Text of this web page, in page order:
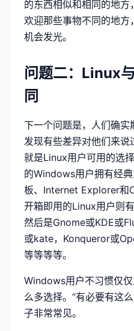
的东西相似和相同的地方
欢迎那些事物不同的地方
机会发光。
问题二：Linux
同
下一个问题是，人们确
发现有些差异对他们来
就是Linux用户可用的选
的Windows用户拥有经
板、Internet Explorer和
开箱即用的Linux用户则
然后是Gnome或KDE或
或kate，Konqueror或
等等等等。
Windows用户不习惯仅
么多选择。“有必要有这
子非常常见。